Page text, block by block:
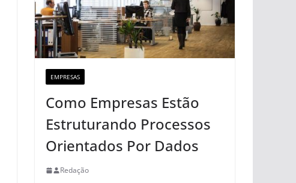
EMPRESAS
Como Empresas Estão
Estruturando Processos
Orientados Por Dados
Redação